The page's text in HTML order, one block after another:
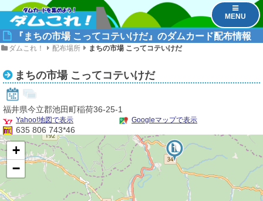
MENU
『まちの市場 こってコテいけだ』のダムカード配布情報
ダムこれ！ 配布場所 まちの市場 こってコテいけだ
まちの市場 こってコテいけだ
福井県今立郡池田町稲荷36-25-1
Yahoo!地図で表示 Googleマップで表示
635 806 743*46
1
+
−